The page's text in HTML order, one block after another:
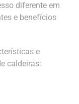
diferente em
e benefícios
e
caldeiras: